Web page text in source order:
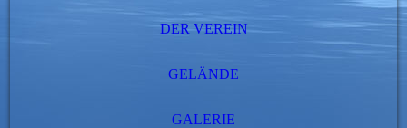
DER VEREIN
GELÄNDE
GALERIE